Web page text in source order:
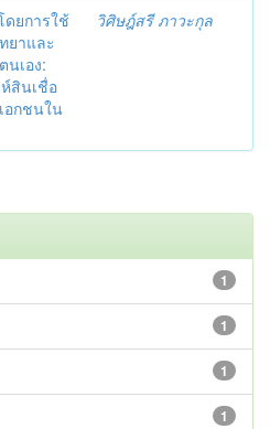
ยการใช้
ยาและ
เอง:
สินเชื่อ
อกชนใน
วิศิษฎ์สรี ภาวะกุล
1
1
1
1